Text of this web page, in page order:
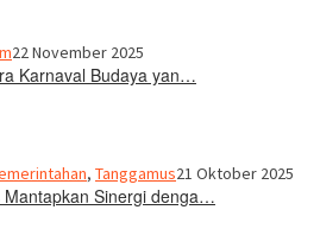
22 November 2025
Karnaval Budaya yan…
, Tanggamus21 Oktober 2025
Mantapkan Sinergi denga…